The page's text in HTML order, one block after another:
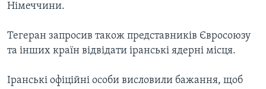
Німеччини.
Тегеран запросив також представників Євросоюзу
та інших країн відвідати іранські ядерні місця.
Іранські офіційні особи висловили бажання, щоб